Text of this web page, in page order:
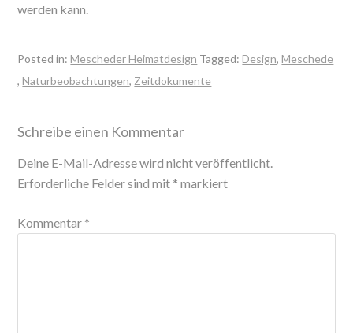
werden kann.
Posted in:Mescheder Heimatdesign Tagged:Design,Meschede
,Naturbeobachtungen, Zeitdokumente
Schreibe einen Kommentar
Deine E-Mail-Adresse wird nicht veröffentlicht.
Erforderliche Felder sind mit * markiert
Kommentar *